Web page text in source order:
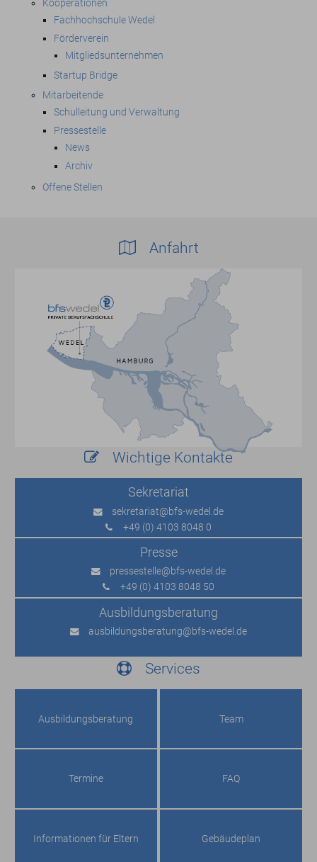
Kooperationen
Fachhochschule Wedel
Förderverein
Mitgliedsunternehmen
Startup Bridge
Mitarbeitende
Schulleitung und Verwaltung
Pressestelle
News
Archiv
Offene Stellen
Anfahrt
Wichtige Kontakte
Sekretariat
sekretariat@bfs-wedel.de
+49 (0) 4103 8048 0
Presse
pressestelle@bfs-wedel.de
+49 (0) 4103 8048 50
Ausbildungs­beratung
ausbildungsberatung@bfs-wedel.de
Services
Ausbildungs­beratung Team
Termine FAQ
Informationen für Eltern Gebäudeplan